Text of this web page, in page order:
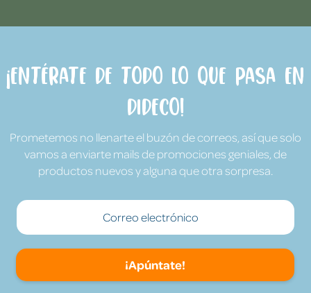
¡Entérate de todo lo que pasa en
Dideco!
Prometemos no llenarte el buzón de correos, así que solo
vamos a enviarte mails de promociones geniales, de
productos nuevos y alguna que otra sorpresa.
¡Apúntate!